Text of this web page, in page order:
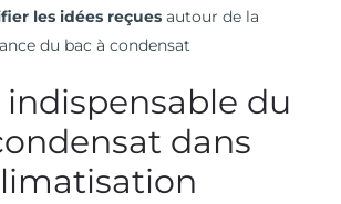
les idées reçuesautour de la
du bac à condensat
indispensable du
dans